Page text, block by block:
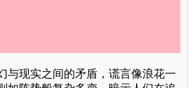
与现实之间的矛盾，谎言像浪花一